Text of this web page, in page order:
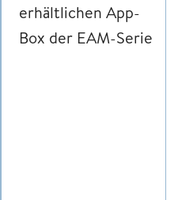
erhältlichen App-
Box der EAM-Serie